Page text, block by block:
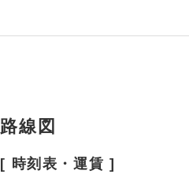
路線図
[ 時刻表・運賃 ]